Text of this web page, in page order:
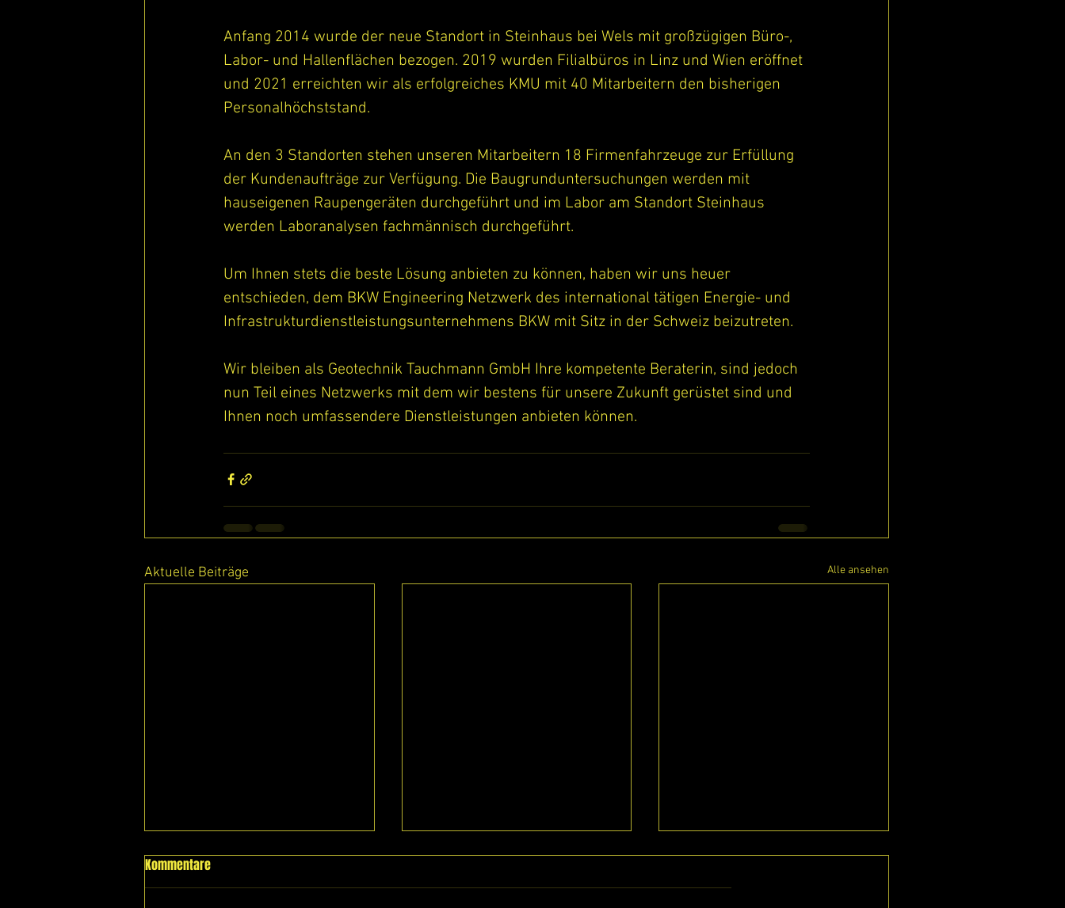
Anfang 2014 wurde der neue Standort in Steinhaus bei Wels mit großzügigen Büro-,
Labor- und Hallenflächen bezogen. 2019 wurden Filialbüros in Linz und Wien eröffnet
und 2021 erreichten wir als erfolgreiches KMU mit 40 Mitarbeitern den bisherigen
Personalhöchststand.
An den 3 Standorten stehen unseren Mitarbeitern 18 Firmenfahrzeuge zur Erfüllung
der Kundenaufträge zur Verfügung. Die Baugrunduntersuchungen werden mit
hauseigenen Raupengeräten durchgeführt und im Labor am Standort Steinhaus
werden Laboranalysen fachmännisch durchgeführt.
Um Ihnen stets die beste Lösung anbieten zu können, haben wir uns heuer
entschieden, dem BKW Engineering Netzwerk des international tätigen Energie- und
Infrastruktur­dienstleistungs­unternehmens BKW mit Sitz in der Schweiz beizutreten.
Wir bleiben als Geotechnik Tauchmann GmbH Ihre kompetente Beraterin, sind jedoch
nun Teil eines Netzwerks mit dem wir bestens für unsere Zukunft gerüstet sind und
Ihnen noch umfassendere Dienstleistungen anbieten können.
Aktuelle Beiträge Alle ansehen
Kommentare